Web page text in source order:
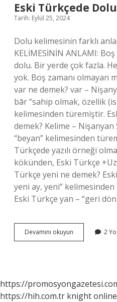
Eski Türkçede
Tarih: Eylül 25, 2024
Dolu kelimesinin farklı
KELİMESİNİN ANLAMI:
dolu. Bir yerde çok fazla.
yok. Boş zamanı olmayan
var ne demek? var –
bār “sahip olmak, özellik
kelimesinden türemiştir.
demek? Kelime –
“beyan” kelimesinden
Türkçede yazılı örneği
kökünden, Eski Türkçe
Türkçe yeni ne demek?
yeni ay, yeni”
Eski Türkçe yan – “geri
Devamını okuyun
Türkçede
2
https://
https://hih.com.tr knight online